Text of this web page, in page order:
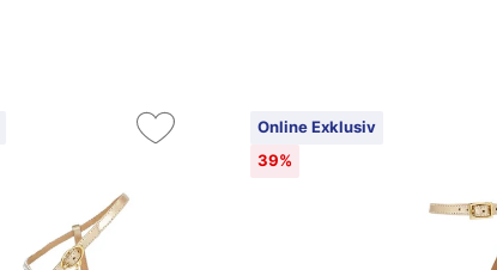
Online Exklusiv
39%